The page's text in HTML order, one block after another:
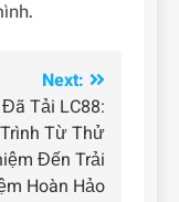
Next:
Tải LC88:
Từ Thử
Đến Trải
Hoàn Hảo